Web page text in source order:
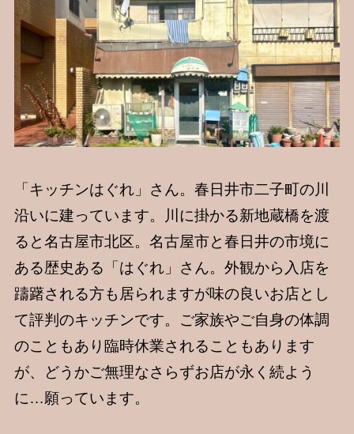
「キッチンはぐれ」さん。春日井市二子町の川
沿いに建っています。川に掛かる新地蔵橋を渡
ると名古屋市北区。名古屋市と春日井の市境に
ある歴史ある「はぐれ」さん。外観から入店を
躊躇される方も居られますが味の良いお店とし
て評判のキッチンです。ご家族やご自身の体調
のこともあり臨時休業されることもあります
が、どうかご無理なさらずお店が永く続よう
に…願っています。